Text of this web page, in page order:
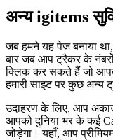
अन्य igitems
जब हमने यह पेज बनाया
बार जब आप ट्रैकर के
क्लिक कर सकते हैं जो
हमारी साइट पर कुछ अन्य
उदाहरण के लिए, आप
आपको दुनिया भर के कई
जोड़ेगा। यहाँ, आप